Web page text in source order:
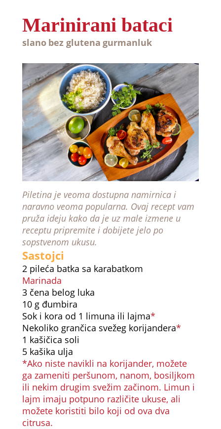
Marinirani bataci
slano bez glutena gurmanluk
Piletina je veoma dostupna namirnica i
naravno veoma popularna. Ovaj recept vam
pruža ideju kako da je uz male izmene u
receptu pripremite i dobijete jelo po
sopstvenom ukusu.
Sastojci
2 pileća batka sa karabatkom
Marinada
3 čena belog luka
10 g đumbira
Sok i kora od 1 limuna ili lajma*
Nekoliko grančica svežeg korijandera*
1 kašičica soli
5 kašika ulja
*Ako niste navikli na korijander, možete
ga zameniti peršunom, nanom, bosiljkom
ili nekim drugim svežim začinom. Limun i
lajm imaju potpuno različite ukuse, ali
možete koristiti bilo koji od ova dva
citrusa.